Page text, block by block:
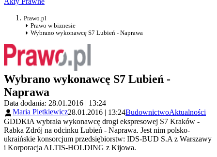
Prawo.pl
Prawo w biznesie
Wybrano wykonawcę S7 Lubień - Naprawa
Wybrano wykonawcę S7 Lubień -
Naprawa
Data dodania: 28.01.2016 | 13:24
Maria Pietkiewicz28.01.2016 | 13:24BudownictwoAktualności
GDDKiA wybrała wykonawcę drogi ekspresowej S7 Kraków -
Rabka Zdrój na odcinku Lubień - Naprawa. Jest nim polsko-
ukraińskie konsorcjum przedsiębiorstw: IDS-BUD S.A z Warszawy
i Korporacja ALTIS-HOLDING z Kijowa.